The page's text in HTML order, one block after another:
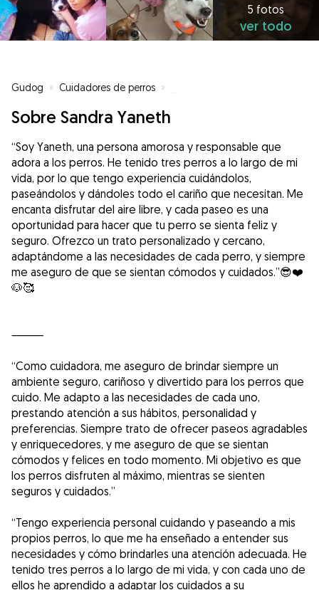
5 fotos
ver todo
Gudog » Cuidadores de perros »
Sobre Sandra Yaneth
“Soy Yaneth, una persona amorosa y responsable que
adora a los perros. He tenido tres perros a lo largo de mi
vida, por lo que tengo experiencia cuidándolos,
paseándolos y dándoles todo el cariño que necesitan. Me
encanta disfrutar del aire libre, y cada paseo es una
oportunidad para hacer que tu perro se sienta feliz y
seguro. Ofrezco un trato personalizado y cercano,
adaptándome a las necesidades de cada perro, y siempre
me aseguro de que se sientan cómodos y cuidados.”😎❤️
🐶🥰
⸻
“Como cuidadora, me aseguro de brindar siempre un
ambiente seguro, cariñoso y divertido para los perros que
cuido. Me adapto a las necesidades de cada uno,
prestando atención a sus hábitos, personalidad y
preferencias. Siempre trato de ofrecer paseos agradables
y enriquecedores, y me aseguro de que se sientan
cómodos y felices en todo momento. Mi objetivo es que
los perros disfruten al máximo, mientras se sienten
seguros y cuidados.”
“Tengo experiencia personal cuidando y paseando a mis
propios perros, lo que me ha enseñado a entender sus
necesidades y cómo brindarles una atención adecuada. He
tenido tres perros a lo largo de mi vida, y con cada uno de
ellos he aprendido a adaptar los cuidados a su